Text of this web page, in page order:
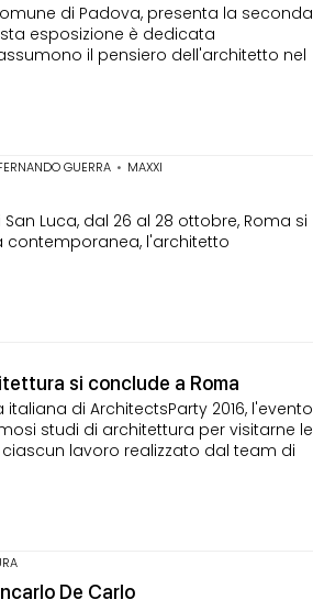
di Padova, presenta la seconda
esposizione è dedicata
il pensiero dell'architetto nel
GUERRA • MAXXI
Luca, dal 26 al 28 ottobre, Roma si
l'architetto
si conclude a Roma
di ArchitectsParty 2016, l'evento
studi di architettura per visitarne le
lavoro realizzato dal team di
De Carlo